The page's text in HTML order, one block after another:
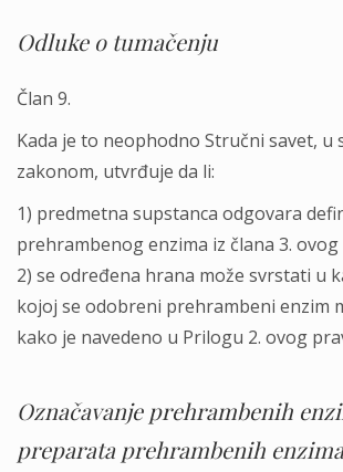
Odluke o tumačenju
Član 9.
Kada je to neophodno Stručni savet, u
zakonom, utvrđuje da li:
1) predmetna supstanca odgovara
prehrambenog enzima iz člana 3.
2) se određena hrana može svrstati u
kojoj se odobreni prehrambeni enzim
kako je navedeno u Prilogu 2. ovog
Označavanje prehrambenih
preparata prehrambenih